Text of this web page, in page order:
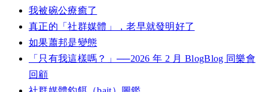
我被碗公療癒了
真正的「社群媒體」，老早就發明好了
如果蕭邦是變態
「只有我這樣嗎？」──2026 年 2 月 BlogBlog 同樂會
回顧